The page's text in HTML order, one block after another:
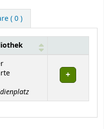
( 0 )